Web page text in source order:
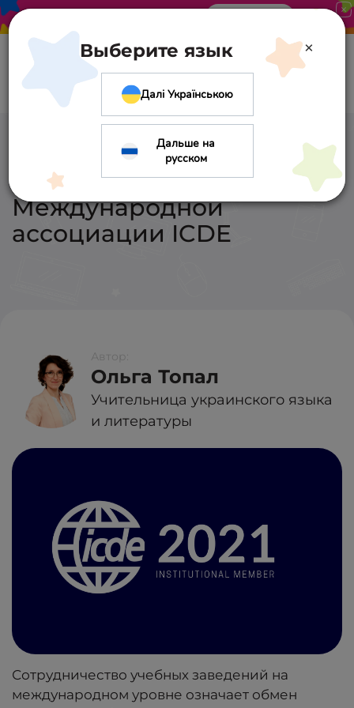
«Оптима»
присоединилась к
Международной
ассоциации ICDE
Автор:
Ольга Топал
Учительница украинского языка
и литературы
Сотрудничество учебных заведений на
международном уровне означает обмен
×
Выберите язык
Далі Українською
Дальше на
русском